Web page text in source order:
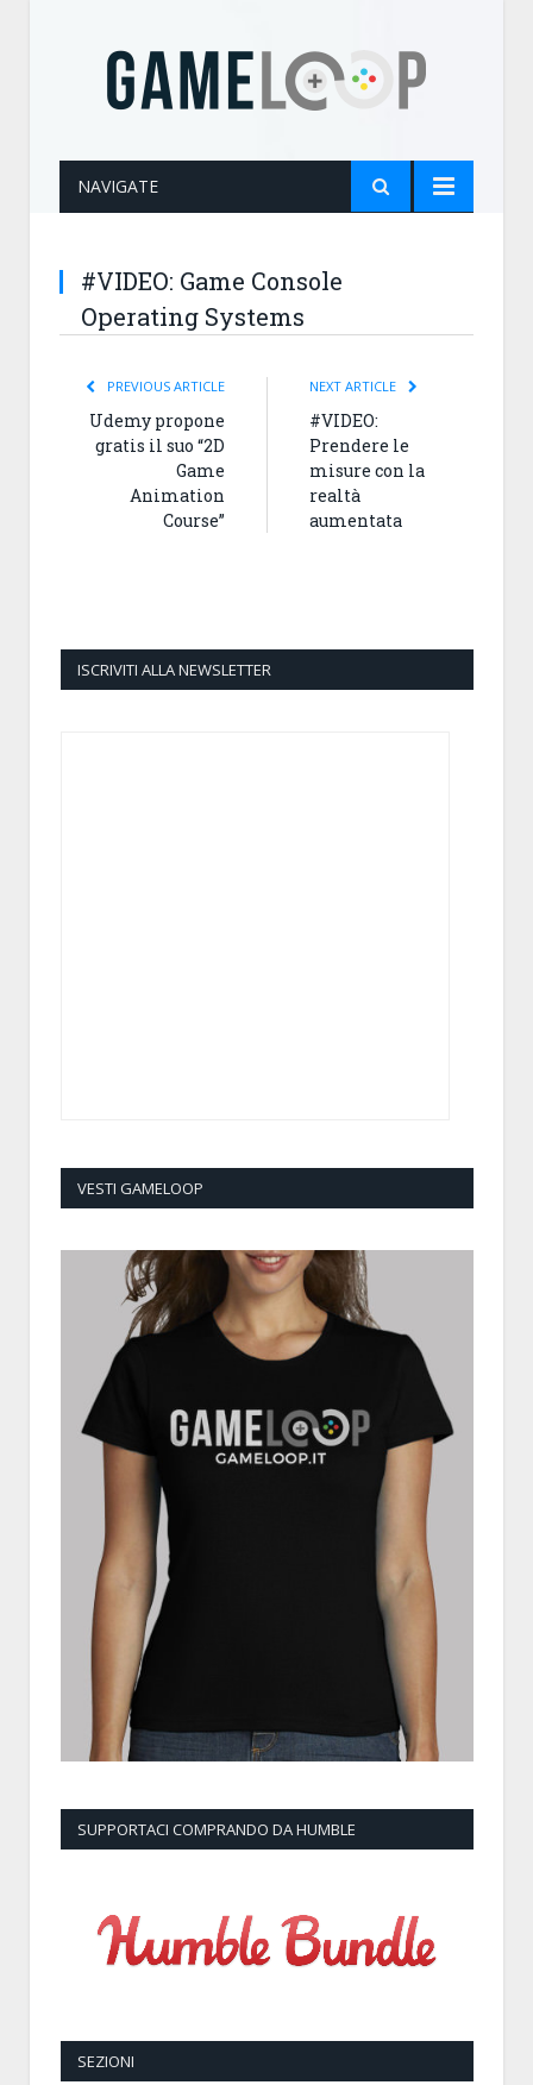
NAVIGATE
#VIDEO: Game Console
Operating Systems
PREVIOUS ARTICLE
Udemy propone
gratis il suo “2D
Game
Animation
Course”
NEXT ARTICLE
#VIDEO:
Prendere le
misure con la
realtà
aumentata
ISCRIVITI ALLA NEWSLETTER
VESTI GAMELOOP
SUPPORTACI COMPRANDO DA HUMBLE
SEZIONI